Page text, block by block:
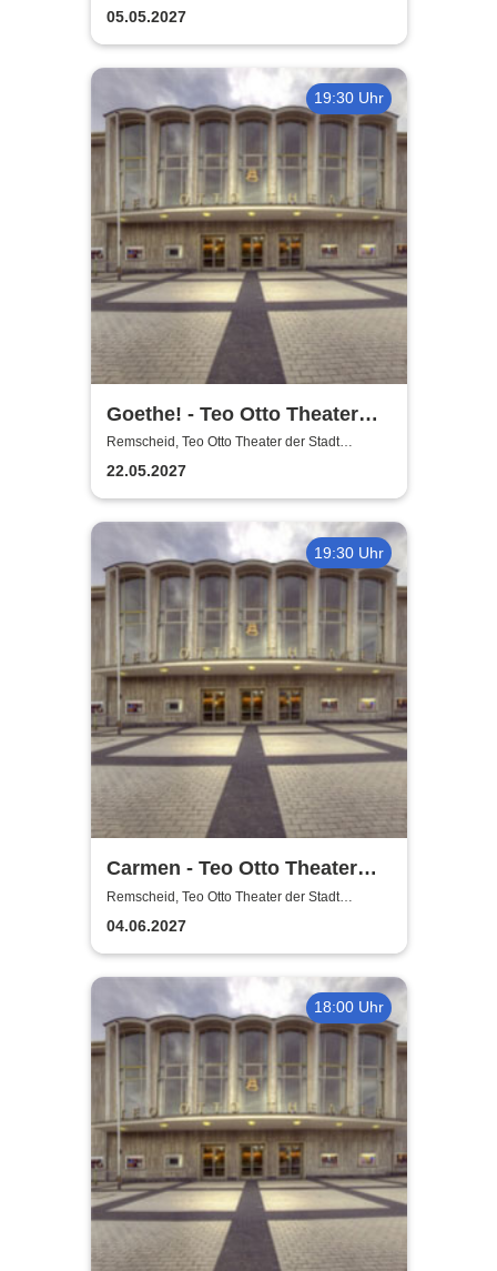
Remscheid
05.05.2027
19:30 Uhr
Goethe! - Teo Otto Theater
der Stadt Remscheid
Remscheid, Teo Otto Theater der Stadt
Remscheid
22.05.2027
19:30 Uhr
Carmen - Teo Otto Theater
der Stadt Remscheid
Remscheid, Teo Otto Theater der Stadt
Remscheid
04.06.2027
18:00 Uhr